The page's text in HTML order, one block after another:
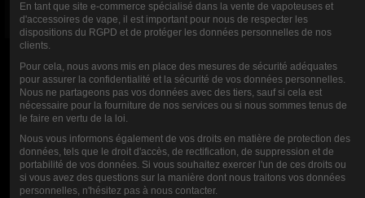
E-LIQUIDE
ROUGES DES
ALPES 10 ML -
PULP
5,90 €
E-LIQUIDE
CHICHA 10 ML -
PULP
5,90 €
En tant que site e-commerce spécialisé dans la vente de vapoteuses et
d'accessoires de vape, il est important pour nous de respecter les
dispositions du RGPD et de protéger les données personnelles de nos
clients.
Pour cela, nous avons mis en place des mesures de sécurité adéquates
pour assurer la confidentialité et la sécurité de vos données personnelles.
Nous ne partageons pas vos données avec des tiers, sauf si cela est
nécessaire pour la fourniture de nos services ou si nous sommes tenus de
le faire en vertu de la loi.
Nous vous informons également de vos droits en matière de protection des
données, tels que le droit d'accès, de rectification, de suppression et de
portabilité de vos données. Si vous souhaitez exercer l'un de ces droits ou
si vous avez des questions sur la manière dont nous traitons vos données
personnelles, n'hésitez pas à nous contacter.